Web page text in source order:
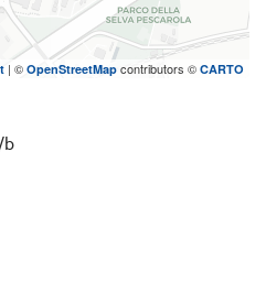
| © OpenStreetMap contributors © CARTO
b